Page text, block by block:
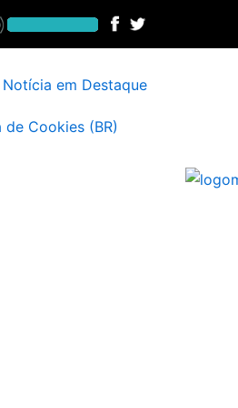
Notícia em Destaque
de Cookies (BR)